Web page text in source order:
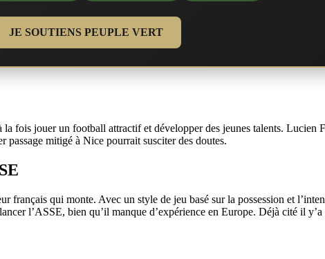
JE SOUTIENS PEUPLE VERT
fois jouer un football attractif et développer des jeunes talents. Lucien
passage mitigé à Nice pourrait susciter des doutes.
qui monte. Avec un style de jeu basé sur la possession et
l’ASSE, bien qu’il manque d’expérience en Europe. Déjà cité il